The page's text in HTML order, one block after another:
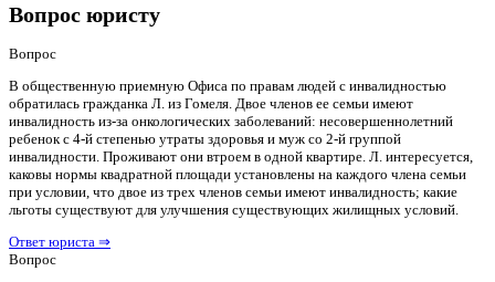
Вопрос юристу
Вопрос
В общественную приемную Офиса по правам людей с инвалидностью
обратилась гражданка Л. из Гомеля. Двое членов ее семьи имеют
инвалидность из-за онкологических заболеваний: несовершеннолетний
ребенок с 4-й степенью утраты здоровья и муж со 2-й группой
инвалидности. Проживают они втроем в одной квартире. Л. интересуется,
каковы нормы квадратной площади установлены на каждого члена семьи
при условии, что двое из трех членов семьи имеют инвалидность; какие
льготы существуют для улучшения существующих жилищных условий.
Ответ юриста ⇒
Вопрос